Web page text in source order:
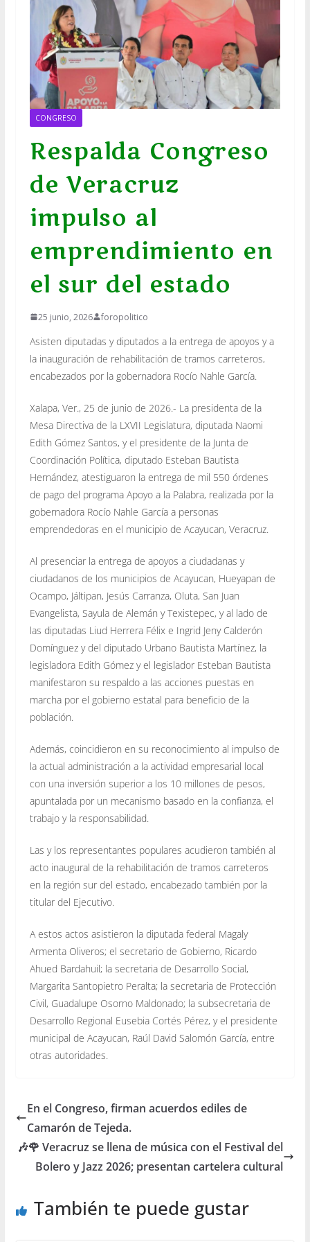
CONGRESO
Respalda Congreso
de Veracruz
impulso al
emprendimiento en
el sur del estado
25 junio, 2026 foropolitico
Asisten diputadas y diputados a la entrega de apoyos y a
la inauguración de rehabilitación de tramos carreteros,
encabezados por la gobernadora Rocío Nahle García.
Xalapa, Ver., 25 de junio de 2026.- La presidenta de la
Mesa Directiva de la LXVII Legislatura, diputada Naomi
Edith Gómez Santos, y el presidente de la Junta de
Coordinación Política, diputado Esteban Bautista
Hernández, atestiguaron la entrega de mil 550 órdenes
de pago del programa Apoyo a la Palabra, realizada por la
gobernadora Rocío Nahle García a personas
emprendedoras en el municipio de Acayucan, Veracruz.
Al presenciar la entrega de apoyos a ciudadanas y
ciudadanos de los municipios de Acayucan, Hueyapan de
Ocampo, Jáltipan, Jesús Carranza, Oluta, San Juan
Evangelista, Sayula de Alemán y Texistepec, y al lado de
las diputadas Liud Herrera Félix e Ingrid Jeny Calderón
Domínguez y del diputado Urbano Bautista Martínez, la
legisladora Edith Gómez y el legislador Esteban Bautista
manifestaron su respaldo a las acciones puestas en
marcha por el gobierno estatal para beneficio de la
población.
Además, coincidieron en su reconocimiento al impulso de
la actual administración a la actividad empresarial local
con una inversión superior a los 10 millones de pesos,
apuntalada por un mecanismo basado en la confianza, el
trabajo y la responsabilidad.
Las y los representantes populares acudieron también al
acto inaugural de la rehabilitación de tramos carreteros
en la región sur del estado, encabezado también por la
titular del Ejecutivo.
A estos actos asistieron la diputada federal Magaly
Armenta Oliveros; el secretario de Gobierno, Ricardo
Ahued Bardahuil; la secretaria de Desarrollo Social,
Margarita Santopietro Peralta; la secretaria de Protección
Civil, Guadalupe Osorno Maldonado; la subsecretaria de
Desarrollo Regional Eusebia Cortés Pérez, y el presidente
municipal de Acayucan, Raúl David Salomón García, entre
otras autoridades.
En el Congreso, firman acuerdos ediles de
Camarón de Tejeda.
🎶🌹 Veracruz se llena de música con el Festival del
Bolero y Jazz 2026; presentan cartelera cultural
También te puede gustar